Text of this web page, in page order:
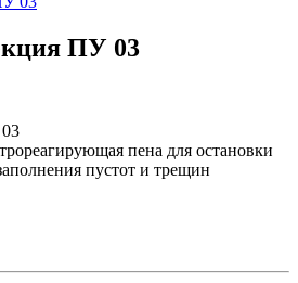
ПУ 03
пена для остановки
пустот и трещин